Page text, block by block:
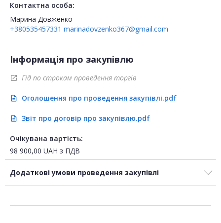
Контактна особа:
Марина Довженко
+380535457331 marinadovzenko367@gmail.com
Інформація про закупівлю
open_in_new Гід по строкам проведення торгів
description Оголошення про проведення закупівлі.pdf
description Звіт про договір про закупівлю.pdf
Очікувана вартість:
98 900,00 UAH з ПДВ
Додаткові умови проведення закупівлі